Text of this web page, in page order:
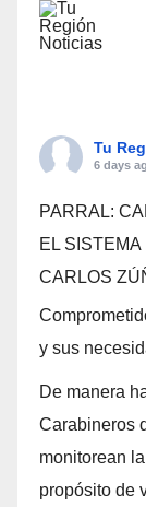
Tu
6 days
PARRAL:
EL
CARLOS
y sus
De manera
Carabineros
monitorean
propósito de